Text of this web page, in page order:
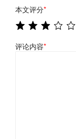
本文评分*
评论内容*